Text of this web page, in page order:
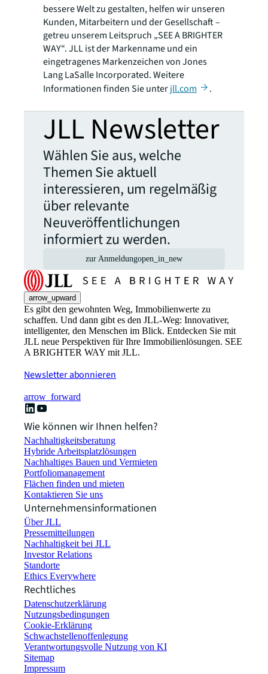
bessere Welt zu gestalten, helfen wir unseren
Kunden, Mitarbeitern und der Gesellschaft –
getreu unserem Leitspruch „SEE A BRIGHTER
WAY“. JLL ist der Markenname und ein
eingetragenes Markenzeichen von Jones
Lang LaSalle Incorporated. Weitere
Informationen finden Sie unterjll.com .
JLL Newsletter
Wählen Sie aus, welche
Themen Sie aktuell
interessieren, um regelmäßig
über relevante
Neuveröffentlichungen
informiert zu werden.
zur Anmeldungopen_in_new
arrow_upward
Es gibt den gewohnten Weg, Immobilienwerte zu
schaffen. Und dann gibt es den JLL-Weg: Innovativer,
intelligenter, den Menschen im Blick. Entdecken Sie mit
JLL neue Perspektiven für Ihre Immobilienlösungen. SEE
A BRIGHTER WAY mit JLL.
Newsletter abonnieren
arrow_forward
Wie können wir Ihnen helfen?
Nachhaltigkeitsberatung
Hybride Arbeitsplatzlösungen
Nachhaltiges Bauen und Vermieten
Portfoliomanagement
Flächen finden und mieten
Kontaktieren Sie uns
Unternehmensinformationen
Über JLL
Pressemitteilungen
Nachhaltigkeit bei JLL
Investor Relations
Standorte
Ethics Everywhere
Rechtliches
Datenschutzerklärung
Nutzungsbedingungen
Cookie-Erklärung
Schwachstellenoffenlegung
Verantwortungsvolle Nutzung von KI
Sitemap
Impressum​